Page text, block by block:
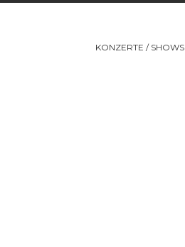
KONZERTE / SHOWS